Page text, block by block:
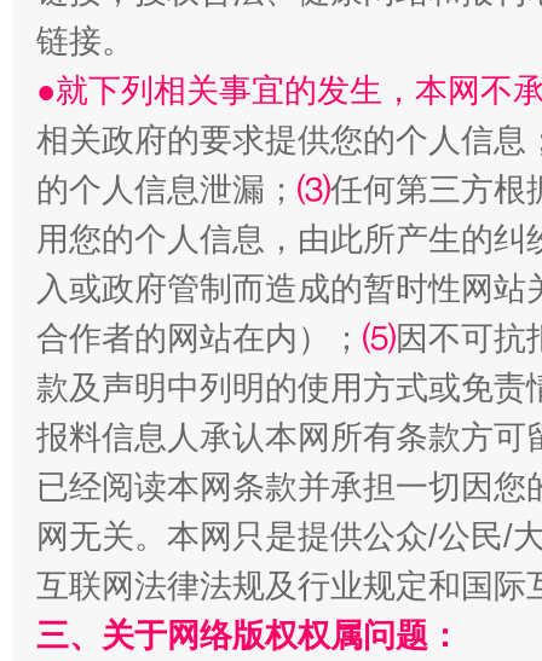
国家大学科技园优化重塑工作
扯下公款旅游的“隐身衣”
链接。
●就下列相关事宜的发生，本网不
相关政府的要求提供您的个人信息
的个人信息泄漏； ⑶任何第三方根
用您的个人信息，由此所产生的纠
入或政府管制而造成的暂时性网
合作者的网站在内）； ⑸因不可抗
款及声明中列明的使用方式或免责
报料信息人承认本网所有条款方
已经阅读本网条款并承担一切因
网无关。本网只是提供公众/公民/
互联网法律法规及行业规定和国
三、关于网络版权权属问题：